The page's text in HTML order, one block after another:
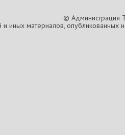
© Администрация
иных материалов, опубликованных